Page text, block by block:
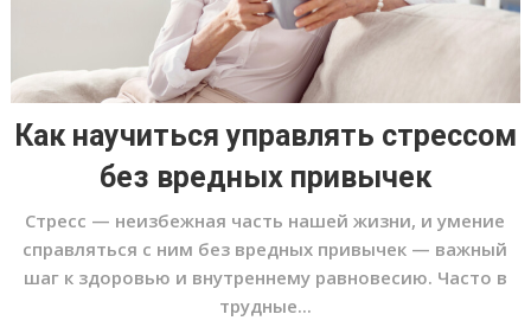
Как научиться управлять стрессом
без вредных привычек
Стресс — неизбежная часть нашей жизни, и умение
справляться с ним без вредных привычек — важный
шаг к здоровью и внутреннему равновесию. Часто в
трудные...